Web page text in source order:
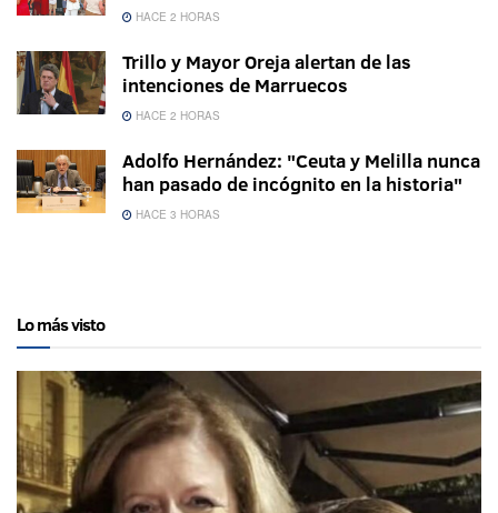
HACE 2 HORAS
Trillo y Mayor Oreja alertan de las
intenciones de Marruecos
HACE 2 HORAS
Adolfo Hernández: "Ceuta y Melilla nunca
han pasado de incógnito en la historia"
HACE 3 HORAS
Lo más visto